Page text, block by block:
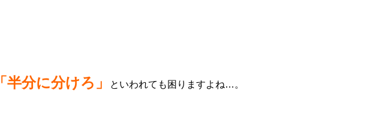
「半分に分けろ」 といわれても困りますよね…。